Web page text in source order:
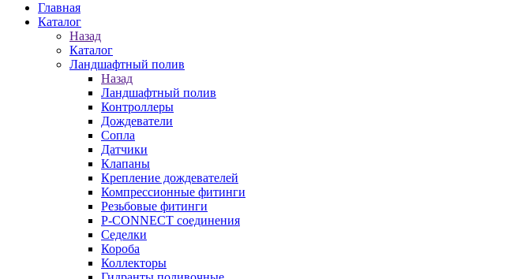
Главная
Каталог
Назад
Каталог
Ландшафтный полив
Назад
Ландшафтный полив
Контроллеры
Дождеватели
Сопла
Датчики
Клапаны
Крепление дождевателей
Компрессионные фитинги
Резьбовые фитинги
P-CONNECT соединения
Седелки
Короба
Коллекторы